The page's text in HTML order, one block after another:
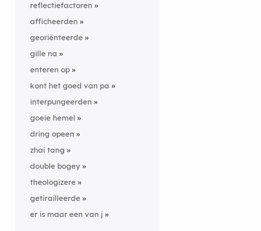
reflectiefactoren
afficheerden
georiënteerde
gille na
enteren op
kont het goed van pa
interpungeerden
goeie hemel
dring opeen
zhai tang
double bogey
theologizere
getirailleerde
er is maar een van j